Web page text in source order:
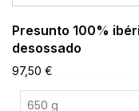
Presunto 100%
desossado
97,50 €